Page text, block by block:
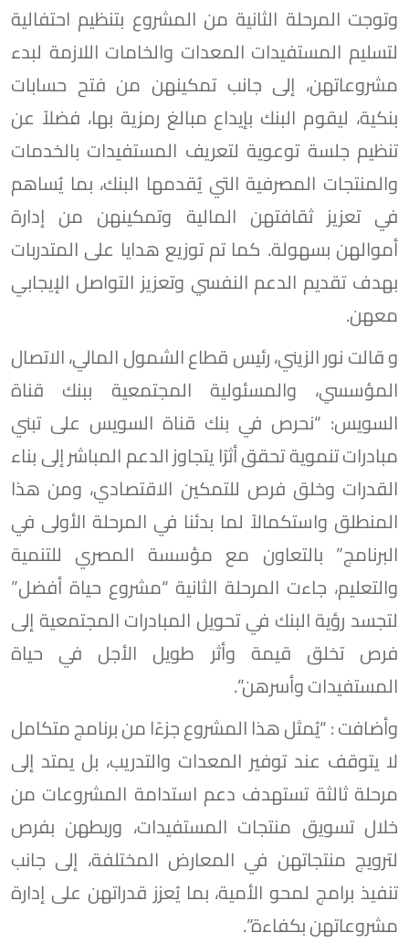
وتوجت المرحلة الثانية من المشروع بتنظيم احتفالية
لتسليم المستفيدات المعدات والخامات اللازمة لبدء
مشروعاتهن، إلى جانب تمكينهن من فتح حسابات
بنكية، ليقوم البنك بإيداع مبالغ رمزية بها، فضلاً عن
تنظيم جلسة توعوية لتعريف المستفيدات بالخدمات
والمنتجات المصرفية التي يُقدمها البنك، بما يُساهم
في تعزيز ثقافتهن المالية وتمكينهن من إدارة
أموالهن بسهولة. كما تم توزيع هدايا على المتدربات
بهدف تقديم الدعم النفسي وتعزيز التواصل الإيجابي
معهن.
و قالت نور الزيني، رئيس قطاع الشمول المالي، الاتصال
المؤسسي، والمسئولية المجتمعية ببنك قناة
السويس: “نحرص في بنك قناة السويس على تبني
مبادرات تنموية تحقق أثرًا يتجاوز الدعم المباشر إلى بناء
القدرات وخلق فرص للتمكين الاقتصادي، ومن هذا
المنطلق واستكمالاً لما بدئنا في المرحلة الأولى في
البرنامج” بالتعاون مع مؤسسة المصري للتنمية
والتعليم، جاءت المرحلة الثانية “مشروع حياة أفضل”
لتجسد رؤية البنك في تحويل المبادرات المجتمعية إلى
فرص تخلق قيمة وأثر طويل الأجل في حياة
المستفيدات وأسرهن”.
وأضافت : “يُمثل هذا المشروع جزءًا من برنامج متكامل
لا يتوقف عند توفير المعدات والتدريب، بل يمتد إلى
مرحلة ثالثة تستهدف دعم استدامة المشروعات من
خلال تسويق منتجات المستفيدات، وربطهن بفرص
لترويج منتجاتهن في المعارض المختلفة، إلى جانب
تنفيذ برامج لمحو الأمية، بما يُعزز قدراتهن على إدارة
مشروعاتهن بكفاءة”.